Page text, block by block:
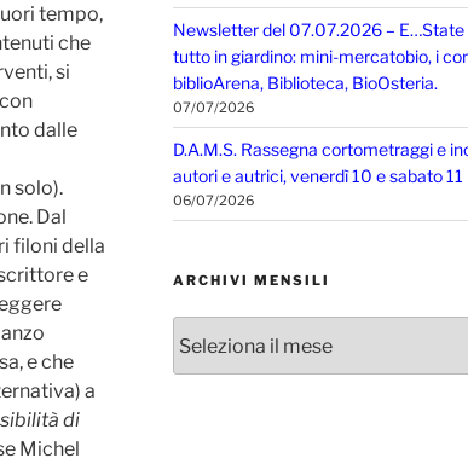
tempo,
che
si
dalle
solo).
Dal
filoni della
e
e che
a
di
Michel
Newsletter del 07.07.2026 – E…State
tutto in giardino: mini-mercatobio, i
biblioArena, Biblioteca, BioOsteria.
07/07/2026
D.A.M.S. Rassegna cortometraggi e
autori e autrici, venerdì 10 e sabato
06/07/2026
ARCHIVI MENSILI
mensili